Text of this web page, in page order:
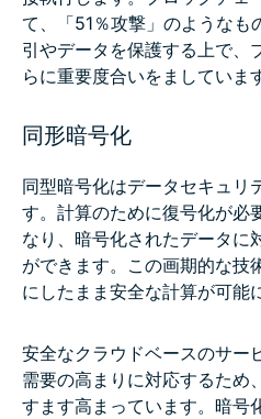
て、「51％攻撃」のようなも
引やデータを保護する上で、
らに重要度合いをましていま
同形暗号化
同型暗号化はデータセキュリ
す。計算のために復号化が必
なり、暗号化されたデータに
ができます。この画期的な技
にしたまま安全な計算が可能
安全なクラウドベースのサー
需要の高まりに対応するため
すます高まっています。暗号